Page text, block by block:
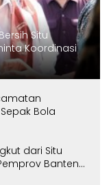
Situ
Koordinasi
Bola
dari Situ
Banten